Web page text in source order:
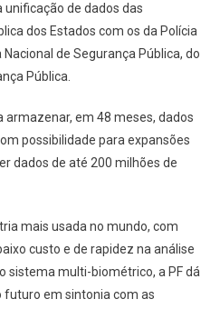
de dados das
dos Estados com os da Polícia
de Segurança Pública, do
Pública.
em 48 meses, dados
possibilidade para expansões
dados de até 200 milhões de
mais usada no mundo, com
custo e de rapidez na análise
sistema multi-biométrico, a PF dá
futuro em sintonia com as